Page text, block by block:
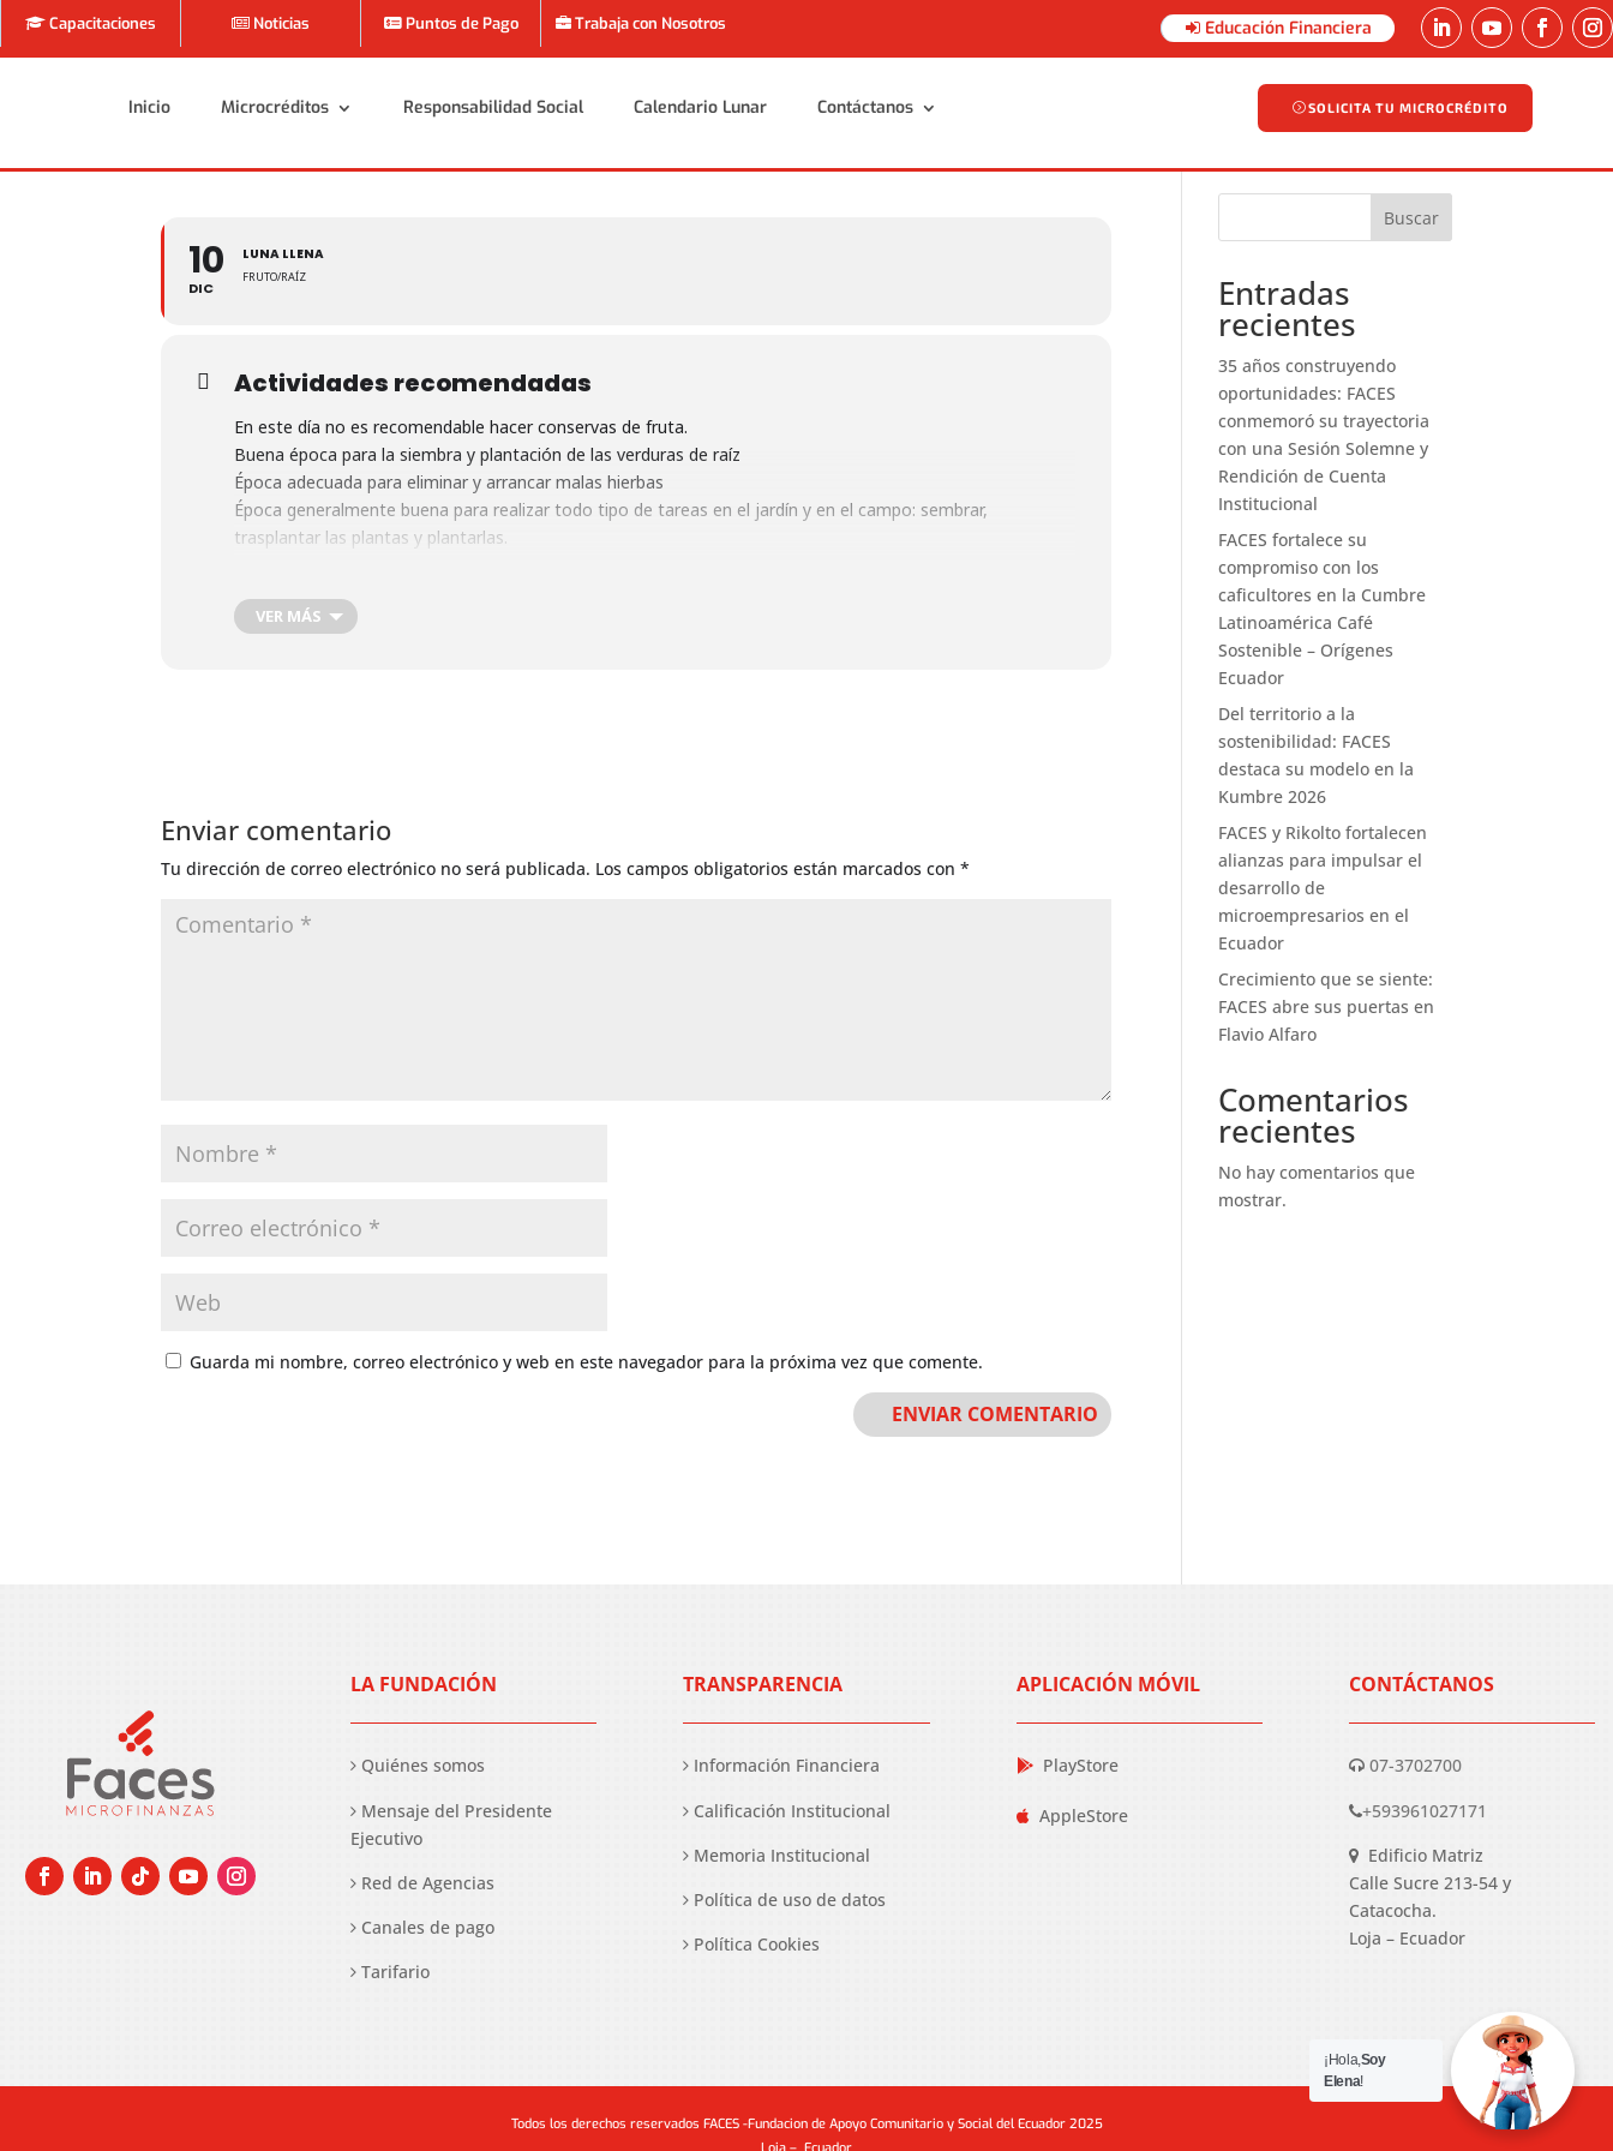
Capacitaciones Noticias Puntos de Pago Trabaja con Nosotros Educación Financiera
Inicio Microcréditos Responsabilidad Social Calendario Lunar Contáctanos SOLICITA TU MICROCRÉDITO
Inicio Microcréditos Responsabilidad Social Calendario Lunar Contáctanos SOLICITA TU MICROCRÉDITO
10
DIC
LUNA LLENA
FRUTO/RAÍZ
Actividades recomendadas
En este día no es recomendable hacer conservas de fruta.
Buena época para la siembra y plantación de las verduras de raíz
Época adecuada para eliminar y arrancar malas hierbas
Época generalmente buena para realizar todo tipo de tareas en el jardín y en el campo: sembrar,
trasplantar las plantas y plantarlas.
VER MÁS
Enviar comentario
Tu dirección de correo electrónico no será publicada. Los campos obligatorios están marcados con*
Guarda mi nombre, correo electrónico y web en este navegador para la próxima vez que comente.
Buscar
Entradas
recientes
35 años construyendo
oportunidades: FACES
conmemoró su trayectoria
con una Sesión Solemne y
Rendición de Cuenta
Institucional
FACES fortalece su
compromiso con los
caficultores en la Cumbre
Latinoamérica Café
Sostenible – Orígenes
Ecuador
Del territorio a la
sostenibilidad: FACES
destaca su modelo en la
Kumbre 2026
FACES y Rikolto fortalecen
alianzas para impulsar el
desarrollo de
microempresarios en el
Ecuador
Crecimiento que se siente:
FACES abre sus puertas en
Flavio Alfaro
Comentarios
recientes
No hay comentarios que
mostrar.
LA FUNDACIÓN
Quiénes somos
Mensaje del Presidente
Ejecutivo
Red de Agencias
Canales de pago
Tarifario
TRANSPARENCIA
Información Financiera
Calificación Institucional
Memoria Institucional
Política de uso de datos
Política Cookies
APLICACIÓN MÓVIL
PlayStore
AppleStore
CONTÁCTANOS
07-3702700
+593961027171
Edificio Matriz
Calle Sucre 213-54 y
Catacocha.
Loja – Ecuador
Todos los derechos reservados FACES -Fundacion de Apoyo Comunitario y Social del Ecuador 2025
¡Hola,Soy
Elena!